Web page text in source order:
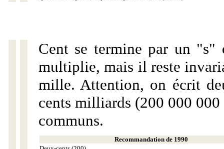
Cent se termine par un "s"
multiplie, mais il reste
mille. Attention, on écrit
cents milliards (200 000
communs.
Recommandation de 1990